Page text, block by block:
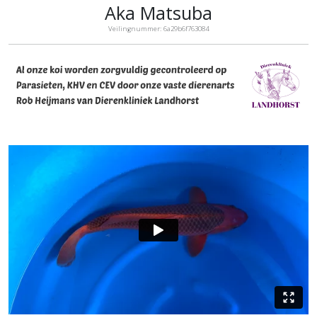
Aka Matsuba
Veilingnummer: 6a29b6f763084